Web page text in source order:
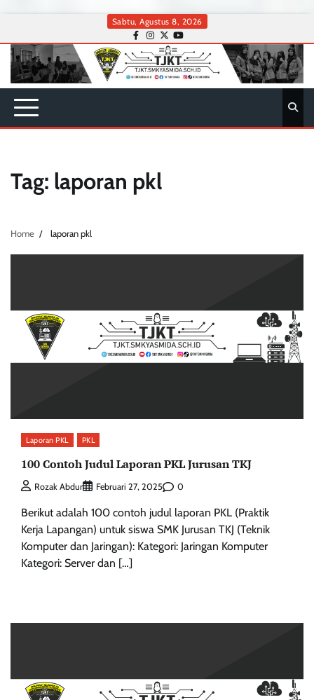
content
Sabtu, Agustus 8, 2026
facebook
instagram
twitteryoutube
Tag: laporan pkl
Home laporan pkl
Laporan PKL PKL
100 Contoh Judul Laporan PKL Jurusan TKJ
Rozak Abdur Februari 27, 2025 0
Berikut adalah 100 contoh judul laporan PKL (Praktik
Kerja Lapangan) untuk siswa SMK Jurusan TKJ (Teknik
Komputer dan Jaringan): Kategori: Jaringan Komputer
Kategori: Server dan […]